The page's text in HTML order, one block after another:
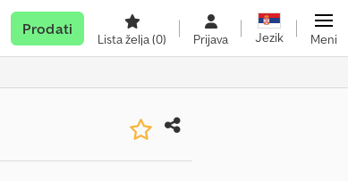
Prodati
Lista želja(0) Prijava Jezik Meni